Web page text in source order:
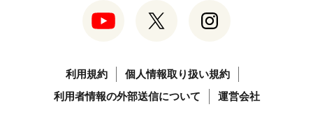
利用規約
個人情報取り扱い規約
利用者情報の外部送信について
運営会社